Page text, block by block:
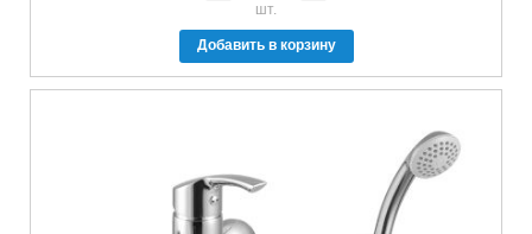
шт.
Добавить в корзину